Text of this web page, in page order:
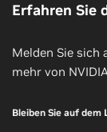
Erfahren Sie
Melden Sie sich
mehr von
Bleiben Sie auf dem